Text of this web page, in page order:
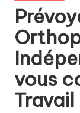
vous
Travail